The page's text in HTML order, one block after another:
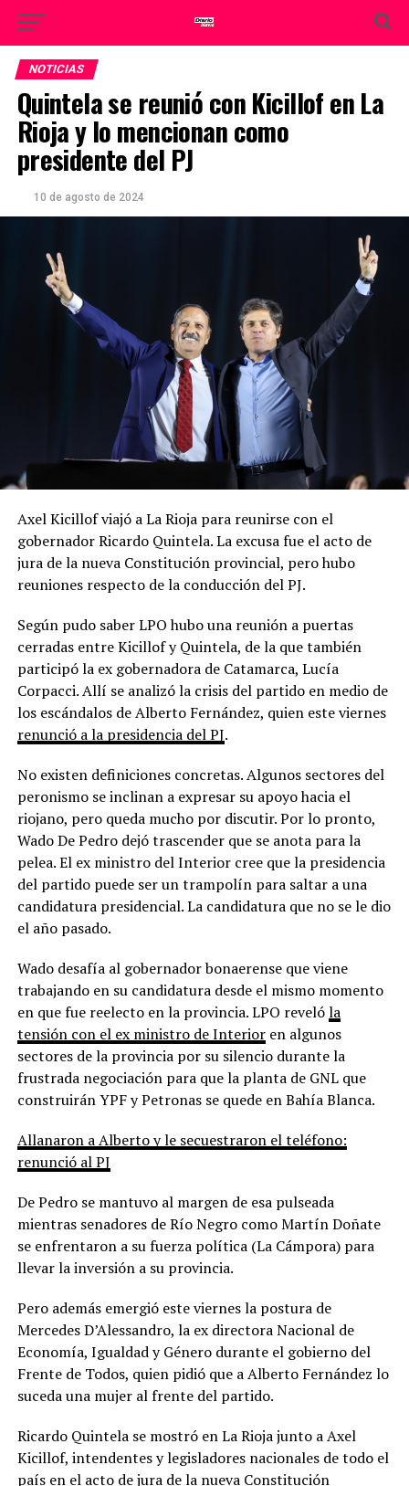
NOTICIAS
Quintela se reunió con Kicillof en La
Rioja y lo mencionan como
presidente del PJ
10 de agosto de 2024
Axel Kicillof viajó a La Rioja para reunirse con el
gobernador Ricardo Quintela. La excusa fue el acto de
jura de la nueva Constitución provincial, pero hubo
reuniones respecto de la conducción del PJ.
Según pudo saber LPO hubo una reunión a puertas
cerradas entre Kicillof y Quintela, de la que también
participó la ex gobernadora de Catamarca, Lucía
Corpacci. Allí se analizó la crisis del partido en medio de
los escándalos de Alberto Fernández, quien este viernes
renunció a la presidencia del PJ.
No existen definiciones concretas. Algunos sectores del
peronismo se inclinan a expresar su apoyo hacia el
riojano, pero queda mucho por discutir. Por lo pronto,
Wado De Pedro dejó trascender que se anota para la
pelea. El ex ministro del Interior cree que la presidencia
del partido puede ser un trampolín para saltar a una
candidatura presidencial. La candidatura que no se le dio
el año pasado.
Wado desafía al gobernador bonaerense que viene
trabajando en su candidatura desde el mismo momento
en que fue reelecto en la provincia. LPO revelóla
tensión con el ex ministro de Interioren algunos
sectores de la provincia por su silencio durante la
frustrada negociación para que la planta de GNL que
construirán YPF y Petronas se quede en Bahía Blanca.
Allanaron a Alberto y le secuestraron el teléfono:
renunció al PJ
De Pedro se mantuvo al margen de esa pulseada
mientras senadores de Río Negro como Martín Doñate
se enfrentaron a su fuerza política (La Cámpora) para
llevar la inversión a su provincia.
Pero además emergió este viernes la postura de
Mercedes D’Alessandro, la ex directora Nacional de
Economía, Igualdad y Género durante el gobierno del
Frente de Todos, quien pidió que a Alberto Fernández lo
suceda una mujer al frente del partido.
Ricardo Quintela se mostró en La Rioja junto a Axel
Kicillof, intendentes y legisladores nacionales de todo el
país en el acto de jura de la nueva Constitución